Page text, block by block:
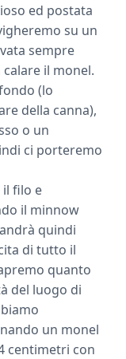
ed postata
su un
sempre
calare il monel.
(lo
della canna),
o un
ci porteremo
filo e
il minnow
quindi
di tutto il
quanto
del luogo di
un monel
centimetri con